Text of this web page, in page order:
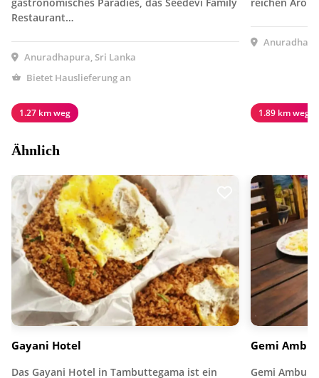
Restaurant…
Anuradhapura, Sri Lanka
Bietet Hauslieferung an
1.27 km weg 1.89 km weg
Ähnlich
Gayani Hotel
Das Gayani Hotel in Tambuttegama ist ein
Gemi
Gemi